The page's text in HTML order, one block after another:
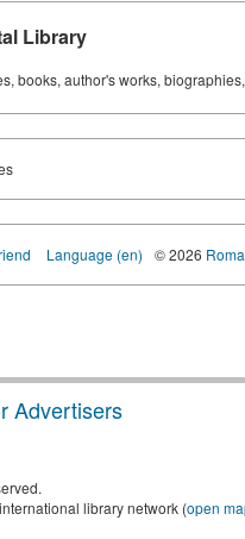
Library
books, author's works,
Language (en) © 2026
Advertisers
library network (open